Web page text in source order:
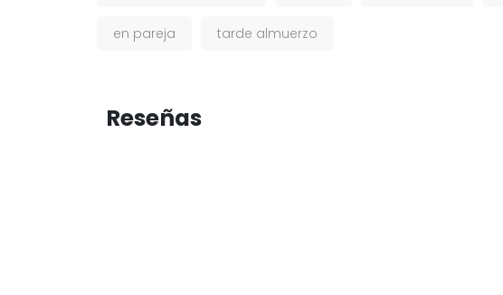
en pareja tarde almuerzo
Reseñas